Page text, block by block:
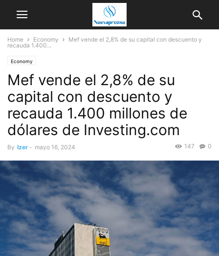
Home Economy
Mef vende el 2,8% de su capital con descuento y
recauda 1.400...
Economy
Mef vende el 2,8% de su
capital con descuento y
recauda 1.400 millones de
dólares de Investing.com
By Izer - mayo 16, 2024 0
147